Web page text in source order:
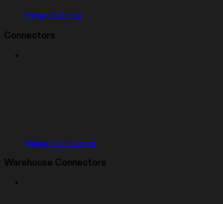
Privacy Settings
Connectors
Manage Connectors
Warehouse Connectors